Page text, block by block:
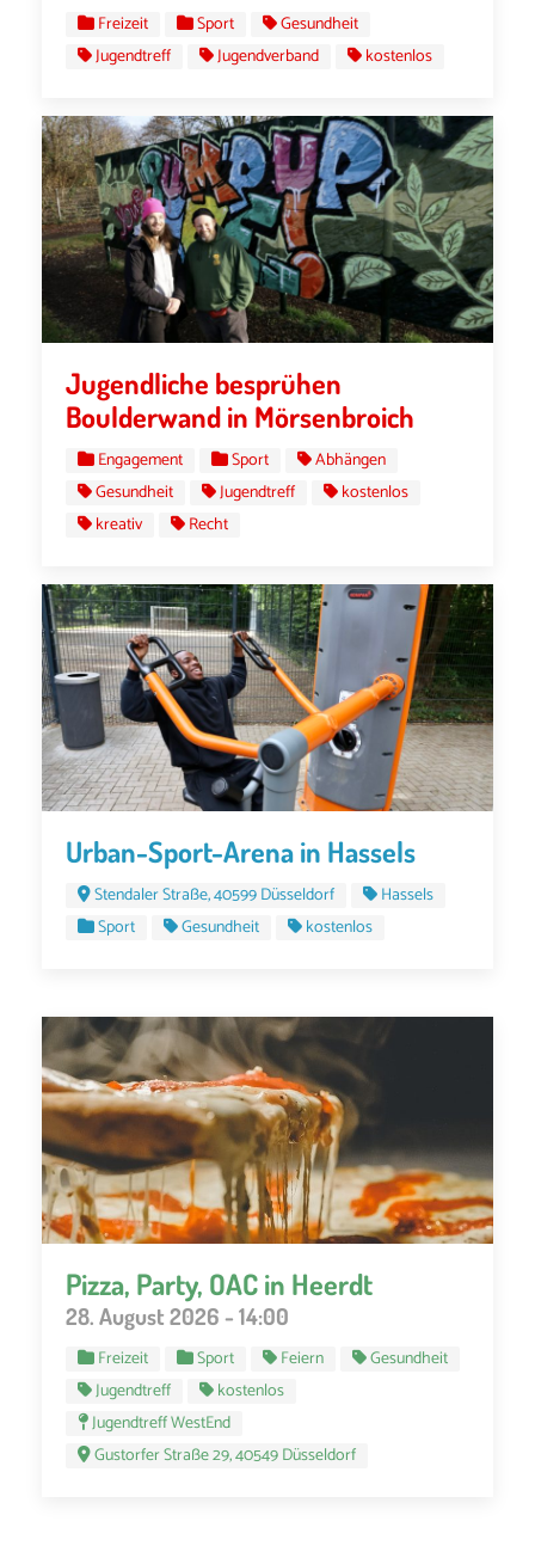
Freizeit Sport
Gesundheit
Jugendtreff
Jugendverband kostenlos
Jugendliche besprühen
Boulderwand in Mörsenbroich
Engagement Sport
Abhängen
Gesundheit
Jugendtreff
kostenlos
kreativ
Recht
Urban-Sport-Arena in Hassels
Stendaler Straße, 40599 Düsseldorf
Hassels
Sport
Gesundheit kostenlos
Pizza, Party, OAC in Heerdt
28. August 2026 - 14:00
Freizeit Sport Feiern
Gesundheit
Jugendtreff
kostenlos
Jugendtreff WestEnd
Gustorfer Straße 29, 40549 Düsseldorf